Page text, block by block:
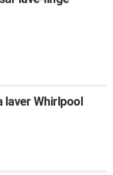
laver Whirlpool